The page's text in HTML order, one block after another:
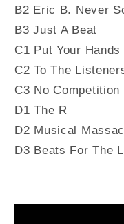
B2 Eric B. Never
B3 Just A Beat
C1 Put Your Hands
C2 To The
C3 No Competition
D1 The R
D2 Musical
D3 Beats For The